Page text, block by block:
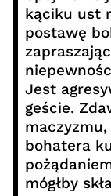
kąciku ust
postawę
Jest
geście.
bohatera
mógłby